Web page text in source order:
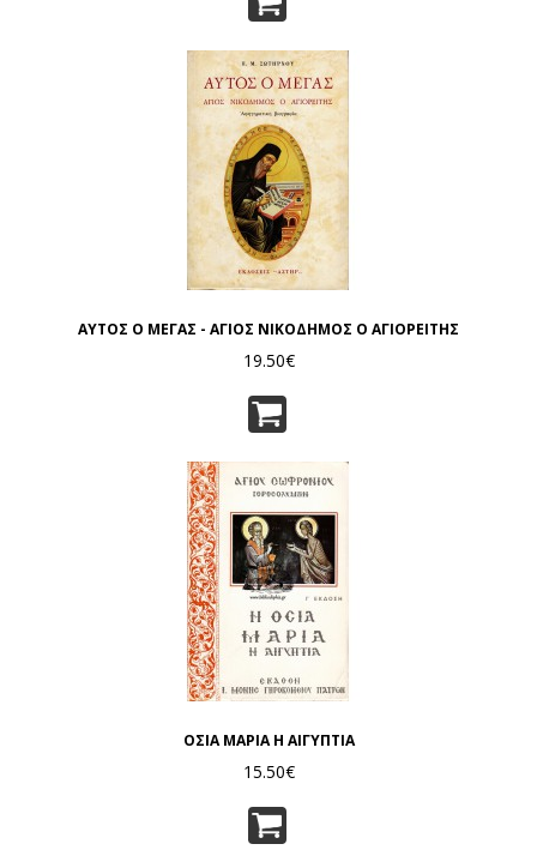
ΑΥΤΟΣ Ο ΜΕΓΑΣ - ΑΓΙΟΣ ΝΙΚΟΔΗΜΟΣ Ο ΑΓΙΟΡΕΙΤΗΣ
19.50€
ΟΣΙΑ ΜΑΡΙΑ Η ΑΙΓΥΠΤΙΑ
15.50€